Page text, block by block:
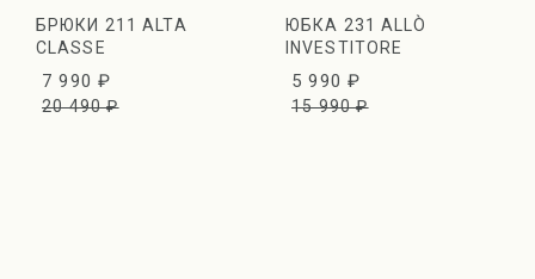
БРЮКИ 211 ALTA
CLASSE
7 990 ₽
20 490 ₽
ЮБКА 231 ALLÒ
INVESTITORE
5 990 ₽
15 990 ₽